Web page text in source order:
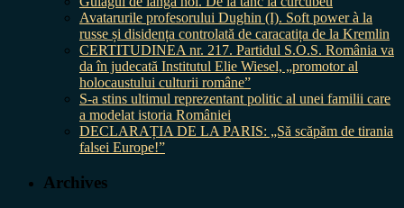
Avatarurile profesorului Dughin (I). Soft power à la
russe și disidența controlată de caracatița de la Kremlin
CERTITUDINEA nr. 217. Partidul S.O.S. România va
da în judecată Institutul Elie Wiesel, „promotor al
holocaustului culturii române”
S-a stins ultimul reprezentant politic al unei familii care
a modelat istoria României
DECLARAȚIA DE LA PARIS: „Să scăpăm de tirania
falsei Europe!”
Archives